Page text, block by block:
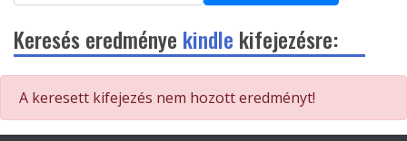
Keresés eredménye kindle kifejezésre:
A keresett kifejezés nem hozott eredményt!